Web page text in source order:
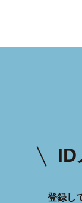
ID
登録し